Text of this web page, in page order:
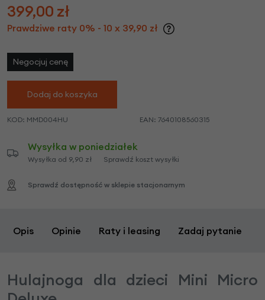
399,00 zł
Prawdziwe raty 0% - 10 x 39,90 zł
Negocjuj cenę
Dodaj do koszyka
KOD: MMD004HU EAN: 7640108560315
Wysyłka w poniedziałek
Wysyłka od 9,90 zł Sprawdź koszt wysyłki
Sprawdź dostępność w sklepie stacjonarnym
Opis Opinie Raty i leasing Zadaj pytanie
Hulajnoga dla dzieci Mini Micro